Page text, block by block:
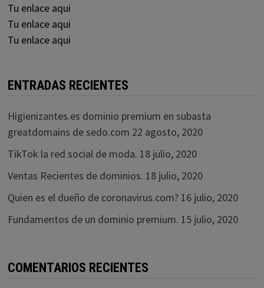
Tu enlace aqui
Tu enlace aqui
Tu enlace aqui
ENTRADAS RECIENTES
Higienizantes.es dominio premium en subasta
greatdomains de sedo.com 22 agosto, 2020
TikTok la red social de moda. 18 julio, 2020
Ventas Recientes de dominios. 18 julio, 2020
Quien es el dueño de coronavirus.com? 16 julio, 2020
Fundamentos de un dominio premium. 15 julio, 2020
COMENTARIOS RECIENTES